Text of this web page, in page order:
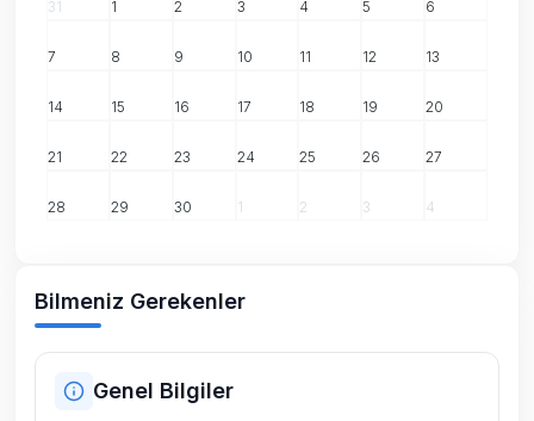
31 1 2 3 4 5 6
7 8 9 10 11 12 13
14 15 16 17 18 19 20
21 22 23 24 25 26 27
28 29 30 1 2 3 4
Bilmeniz Gerekenler
Genel Bilgiler